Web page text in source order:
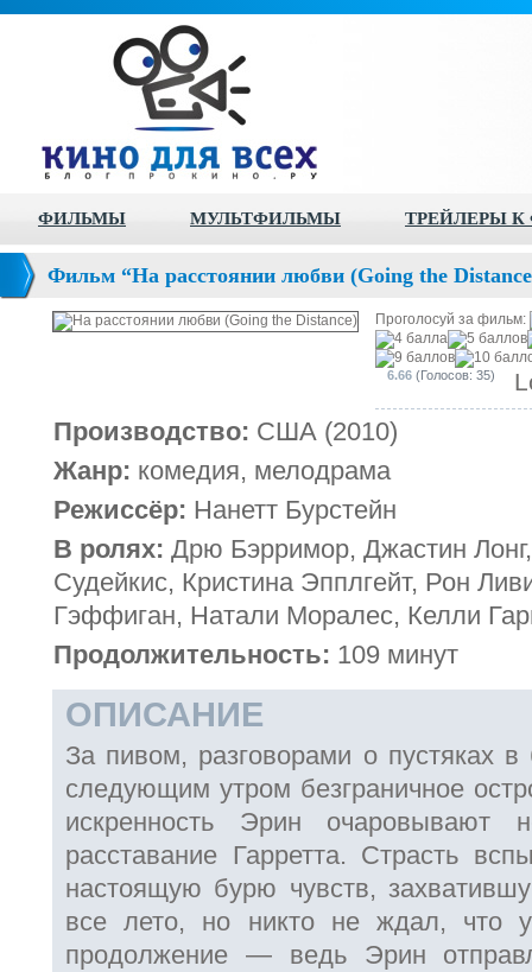
ФИЛЬМЫ МУЛЬТФИЛЬМЫ ТРЕЙЛЕРЫ
Фильм “На расстоянии любви (Going the
Проголосуй за фильм:
6.66 (Голосов: 35)
Производство: США (2010)
Жанр: комедия, мелодрама
Режиссёр: Нанетт Бурстейн
В ролях: Дрю Бэрримор, Джастин
Судейкис, Кристина Эпплгейт, Рон
Гэффиган, Натали Моралес, Келли
Продолжительность: 109 минут
ОПИСАНИЕ
За пивом, разговорами о пустяках
следующим утром безграничное
искренность Эрин очаровывают
расставание Гарретта. Страсть
настоящую бурю чувств,
все лето, но никто не ждал, что
продолжение — ведь Эрин